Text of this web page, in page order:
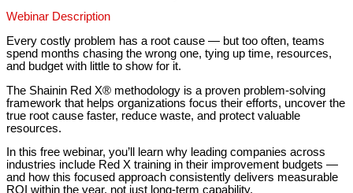
Webinar Description
Every costly problem has a root cause — but too often, teams
spend months chasing the wrong one, tying up time, resources,
and budget with little to show for it.
The Shainin Red X® methodology is a proven problem-solving
framework that helps organizations focus their efforts, uncover the
true root cause faster, reduce waste, and protect valuable
resources.
In this free webinar, you’ll learn why leading companies across
industries include Red X training in their improvement budgets —
and how this focused approach consistently delivers measurable
ROI within the year, not just long-term capability.